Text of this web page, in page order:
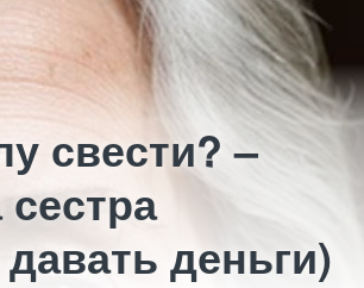
свести? –
деньги)